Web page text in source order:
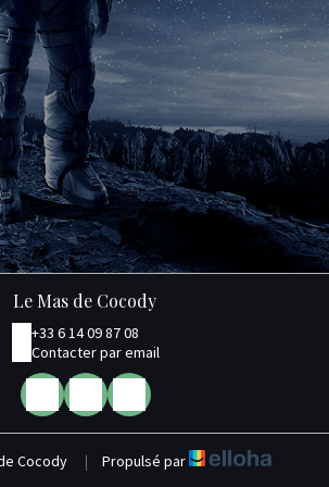
Le Mas de Cocody
+33 6 14 09 87 08
Contacter par email
Cocody | Propulsé par